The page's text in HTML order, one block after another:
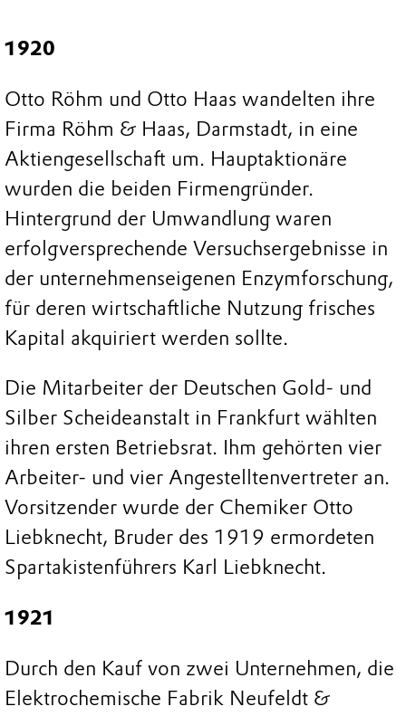
1920
Otto Röhm und Otto Haas wandelten ihre
Firma Röhm & Haas, Darmstadt, in eine
Aktiengesellschaft um. Hauptaktionäre
wurden die beiden Firmengründer.
Hintergrund der Umwandlung waren
erfolgversprechende Versuchsergebnisse in
der unternehmenseigenen Enzymforschung,
für deren wirtschaftliche Nutzung frisches
Kapital akquiriert werden sollte.
Die Mitarbeiter der Deutschen Gold- und
Silber Scheideanstalt in Frankfurt wählten
ihren ersten Betriebsrat. Ihm gehörten vier
Arbeiter- und vier Angestelltenvertreter an.
Vorsitzender wurde der Chemiker Otto
Liebknecht, Bruder des 1919 ermordeten
Spartakistenführers Karl Liebknecht.
1921
Durch den Kauf von zwei Unternehmen, die
Elektrochemische Fabrik Neufeldt &